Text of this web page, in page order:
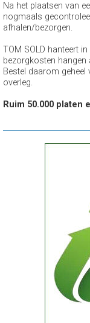
Na het plaatsen van
nogmaals
afhalen/bezorgen.
TOM SOLD hanteert
bezorgkosten hangen
Bestel daarom
overleg.
Ruim 50.000 platen